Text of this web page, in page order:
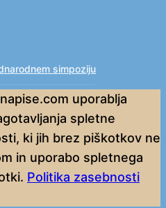
simpoziju
uporablja
spletne
ki jih brez piškotkov ne
in uporabo spletnega
Politika zasebnosti